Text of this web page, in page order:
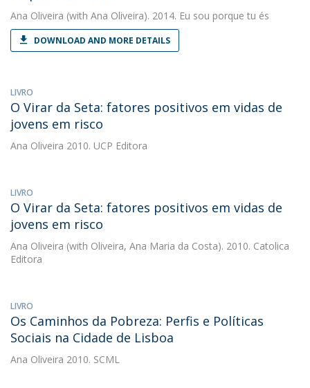
Ana Oliveira (with Ana Oliveira). 2014. Eu sou porque tu és
DOWNLOAD AND MORE DETAILS
LIVRO
O Virar da Seta: fatores positivos em vidas de
jovens em risco
Ana Oliveira 2010. UCP Editora
LIVRO
O Virar da Seta: fatores positivos em vidas de
jovens em risco
Ana Oliveira (with Oliveira, Ana Maria da Costa). 2010. Catolica
Editora
LIVRO
Os Caminhos da Pobreza: Perfis e Políticas
Sociais na Cidade de Lisboa
Ana Oliveira 2010. SCML